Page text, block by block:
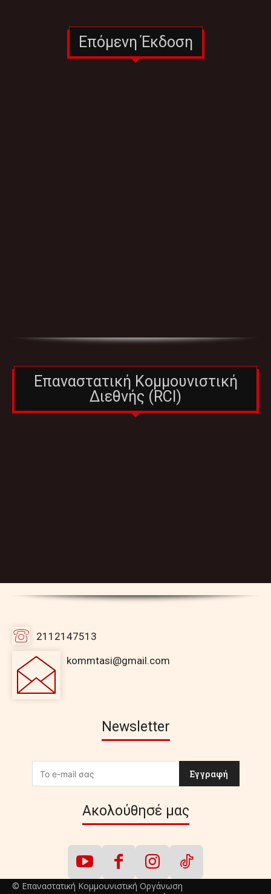
Επόμενη Έκδοση
Επαναστατική Κομμουνιστική
Διεθνής (RCI)
2112147513
kommtasi@gmail.com
Newsletter
Εγγραφή
Ακολούθησέ μας
© Επαναστατική Κομμουνιστική Οργάνωση